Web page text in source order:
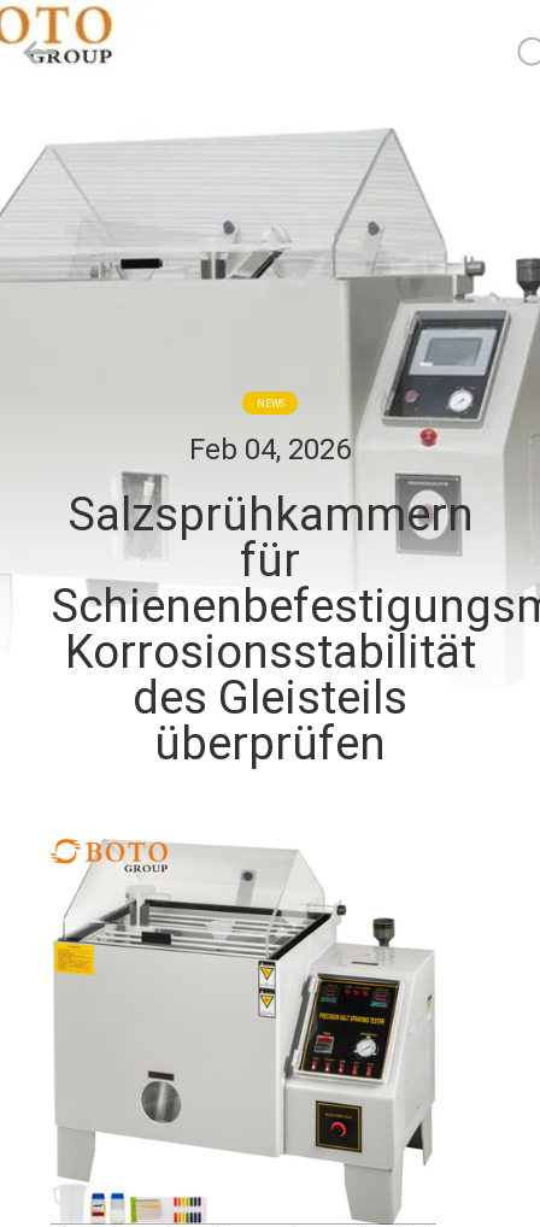
PRODUKTE
ÜBER
QUALITÄTSKONTROLLE
TRETEN
FORDERN
SIE EIN
ZITAT
DATENSCHUTZRICHTLINIE
BOTO
GROUP
LTD.
NEWS
Feb 04, 2026
Salzsprühkammern
für
Korrosionsstabilität
des Gleisteils
überprüfen